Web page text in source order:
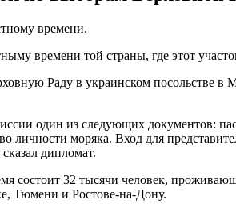
времени.
времени той страны, где этот
Раду в украинском посольстве в
один из следующих документов:
личности моряка. Вход для
дипломат.
состоит 32 тысячи человек,
Тюмени и Ростове-на-Дону.